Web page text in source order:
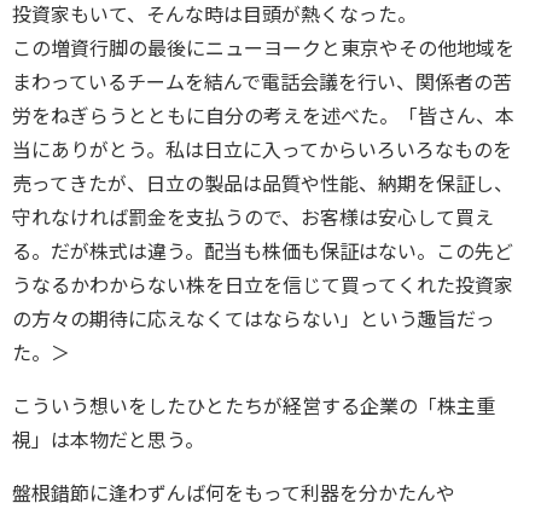
投資家もいて、そんな時は目頭が熱くなった。
この増資行脚の最後にニューヨークと東京やその他地域を
まわっているチームを結んで電話会議を行い、関係者の苦
労をねぎらうとともに自分の考えを述べた。「皆さん、本
当にありがとう。私は日立に入ってからいろいろなものを
売ってきたが、日立の製品は品質や性能、納期を保証し、
守れなければ罰金を支払うので、お客様は安心して買え
る。だが株式は違う。配当も株価も保証はない。この先ど
うなるかわからない株を日立を信じて買ってくれた投資家
の方々の期待に応えなくてはならない」という趣旨だっ
た。＞
こういう想いをしたひとたちが経営する企業の「株主重
視」は本物だと思う。
盤根錯節に逢わずんば何をもって利器を分かたんや